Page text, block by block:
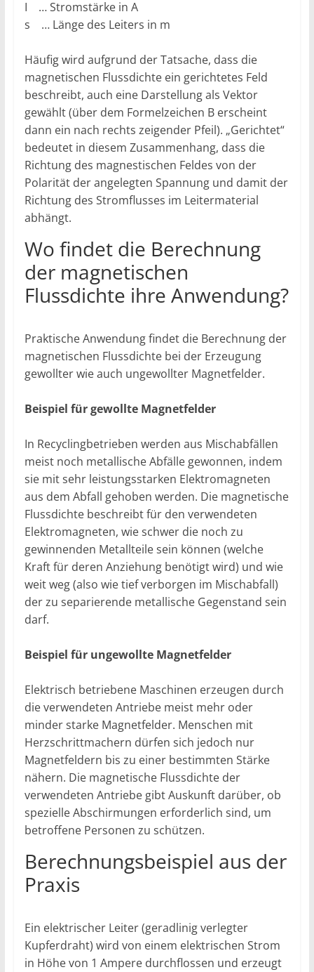
I … Stromstärke in A
s … Länge des Leiters in m
Häufig wird aufgrund der Tatsache, dass die
magnetischen Flussdichte ein gerichtetes Feld
beschreibt, auch eine Darstellung als Vektor
gewählt (über dem Formelzeichen B erscheint
dann ein nach rechts zeigender Pfeil). „Gerichtet“
bedeutet in diesem Zusammenhang, dass die
Richtung des magnestischen Feldes von der
Polarität der angelegten Spannung und damit der
Richtung des Stromflusses im Leitermaterial
abhängt.
Wo findet die Berechnung
der magnetischen
Flussdichte ihre Anwendung?
Praktische Anwendung findet die Berechnung der
magnetischen Flussdichte bei der Erzeugung
gewollter wie auch ungewollter Magnetfelder.
Beispiel für gewollte Magnetfelder
In Recyclingbetrieben werden aus Mischabfällen
meist noch metallische Abfälle gewonnen, indem
sie mit sehr leistungsstarken Elektromagneten
aus dem Abfall gehoben werden. Die magnetische
Flussdichte beschreibt für den verwendeten
Elektromagneten, wie schwer die noch zu
gewinnenden Metallteile sein können (welche
Kraft für deren Anziehung benötigt wird) und wie
weit weg (also wie tief verborgen im Mischabfall)
der zu separierende metallische Gegenstand sein
darf.
Beispiel für ungewollte Magnetfelder
Elektrisch betriebene Maschinen erzeugen durch
die verwendeten Antriebe meist mehr oder
minder starke Magnetfelder. Menschen mit
Herzschrittmachern dürfen sich jedoch nur
Magnetfeldern bis zu einer bestimmten Stärke
nähern. Die magnetische Flussdichte der
verwendeten Antriebe gibt Auskunft darüber, ob
spezielle Abschirmungen erforderlich sind, um
betroffene Personen zu schützen.
Berechnungsbeispiel aus der
Praxis
Ein elektrischer Leiter (geradlinig verlegter
Kupferdraht) wird von einem elektrischen Strom
in Höhe von 1 Ampere durchflossen und erzeugt